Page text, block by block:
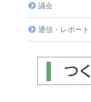
議会
通信・レポート